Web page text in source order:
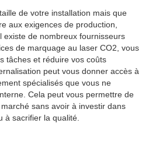
de votre installation mais que
aux exigences de production,
existe de nombreux fournisseurs
de marquage au laser CO2, vous
tâches et réduire vos coûts
peut vous donner accès à
spécialisés que vous ne
Cela peut vous permettre de
sans avoir à investir dans
à sacrifier la qualité.